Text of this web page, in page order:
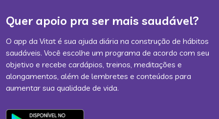
Quer apoio pra ser mais saudável?
O app da Vitat é sua ajuda diária na construção de hábitos
saudáveis. Você escolhe um programa de acordo com seu
objetivo e recebe cardápios, treinos, meditações e
alongamentos, além de lembretes e conteúdos para
aumentar sua qualidade de vida.